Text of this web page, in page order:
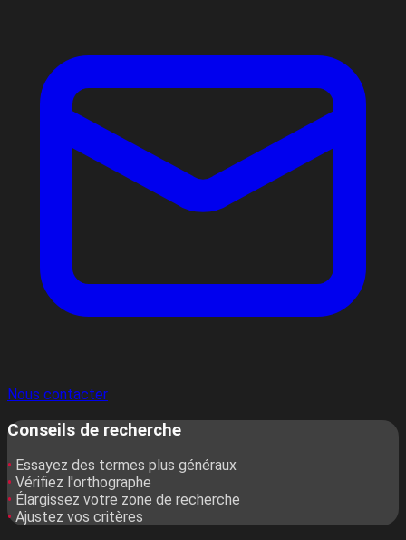
Nous contacter
Conseils de recherche
• Essayez des termes plus généraux
• Vérifiez l'orthographe
• Élargissez votre zone de recherche
• Ajustez vos critères